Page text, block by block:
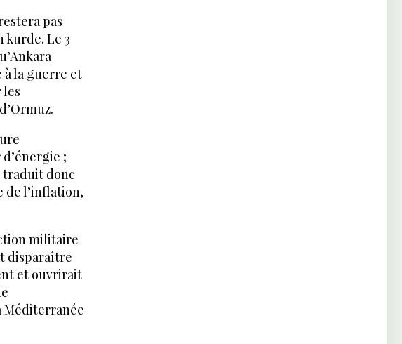
pas
kurde. Le 3
à la guerre et
;
traduit donc
de l’inflation,
militaire
disparaître
et ouvrirait
Méditerranée